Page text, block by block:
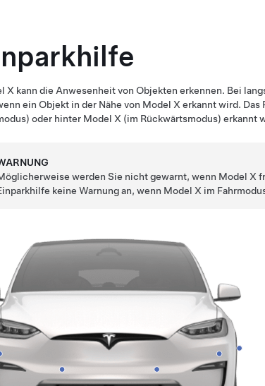
X kann die Anwesenheit von Objekten erkennen. Bei
ein Objekt in der Nähe von Model X erkannt wird. Das
oder hinter Model X (im Rückwärtsmodus) erkannt
werden Sie nicht gewarnt, wenn Model X
keine Warnung an, wenn Model X im